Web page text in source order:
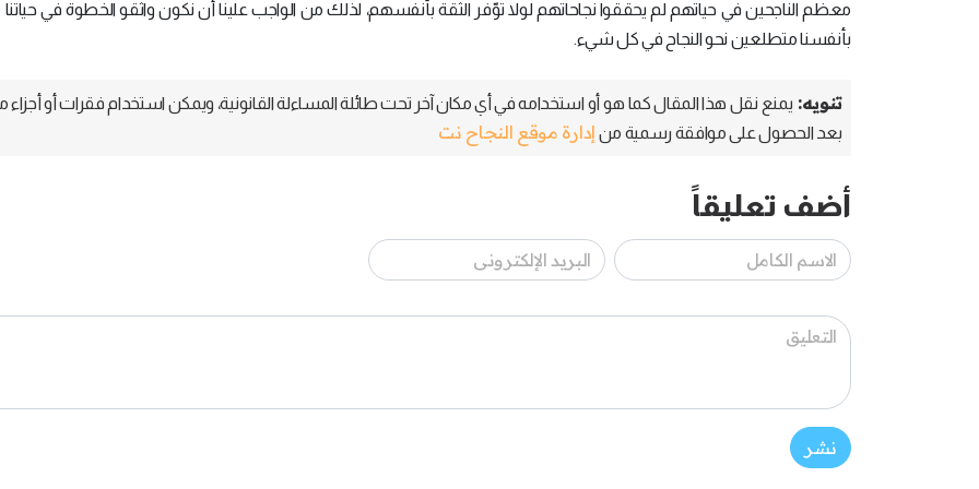
معظم الناجحين في حياتهم لم يحققوا نجاحاتهم لولا توّفر الثقة بأنفسهم، لذلك من الواجب علينا أن نكون واثقو الخطوة في
بأنفسنا متطلعين نحو النجاح في كل شيء.
تنويه: يمنع نقل هذا المقال كما هو أو استخدامه في أي مكان آخر تحت طائلة المساءلة القانونية، ويمكن استخدام فقرات أو أجزاء
بعد الحصول على موافقة رسمية من إدارة موقع النجاح نت
أضف تعليقاً
نشر